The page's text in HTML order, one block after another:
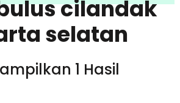
cilandak
selatan
1 Hasil